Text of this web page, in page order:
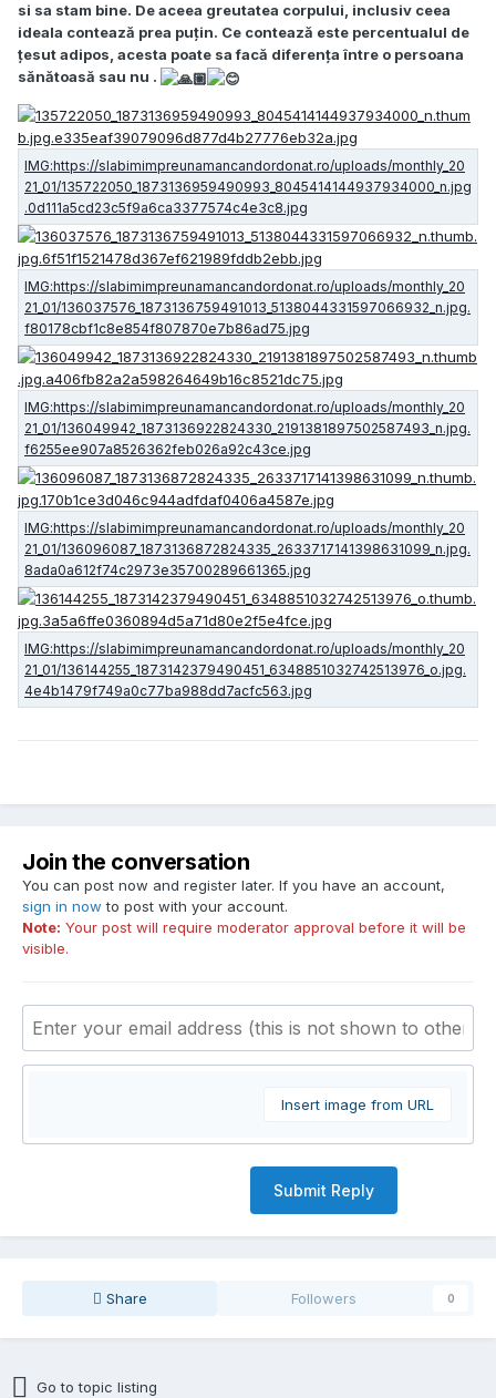
si sa stam bine. De aceea greutatea corpului, inclusiv ceea
ideala contează prea puțin. Ce contează este percentualul de
țesut adipos, acesta poate sa facă diferența între o persoana
sănătoasă sau nu .
Join the conversation
You can post now and register later. If you have an account,
sign in now to post with your account.
Note: Your post will require moderator approval before it will be
visible.
Insert image from URL
Submit Reply
Share Followers 0
Go to topic listing